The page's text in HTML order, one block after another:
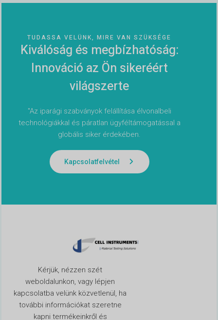
TUDASSA VELÜNK, MIRE VAN SZÜKSÉGE
Kiválóság és megbízhatóság:
Innováció az Ön sikeréért
világszerte
"Az iparági szabványok felállítása élvonalbeli
technológiákkal és páratlan ügyféltámogatással a
globális siker érdekében.
Kapcsolatfelvétel
Kérjük, nézzen szét
weboldalunkon, vagy lépjen
kapcsolatba velünk közvetlenül, ha
további információkat szeretne
kapni termékeinkről és